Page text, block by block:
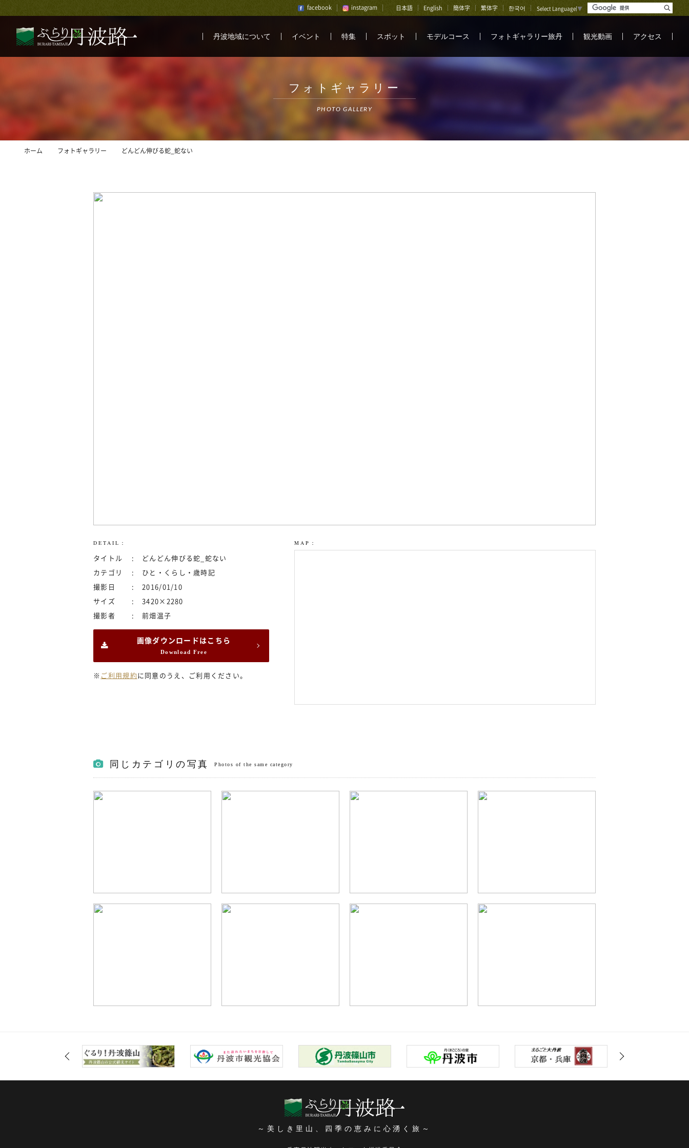
facebook instagram 日本語 English 簡体字 繁体字 한국어 Select Language ▼
丹波地域について イベント 特集 スポット モデルコース フォトギャラリー旅丹 観光動画 アクセス
フォトギャラリー
PHOTO GALLERY
ホーム フォトギャラリー どんどん伸びる蛇_蛇ない
DETAIL：
タイトル どんどん伸びる蛇_蛇ない
カテゴリ ひと・くらし・歳時記
撮影日 2016/01/10
サイズ 3420×2280
撮影者 前畑温子
画像ダウンロードはこちら
Download Free
※ ご利用規約に同意のうえ、ご利用ください。
MAP：
同じカテゴリの写真 Photos of the same category
～美しき里山、四季の恵みに心湧く旅～